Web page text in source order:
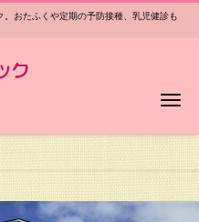
おたふくや定期の予防接種、乳児健診も